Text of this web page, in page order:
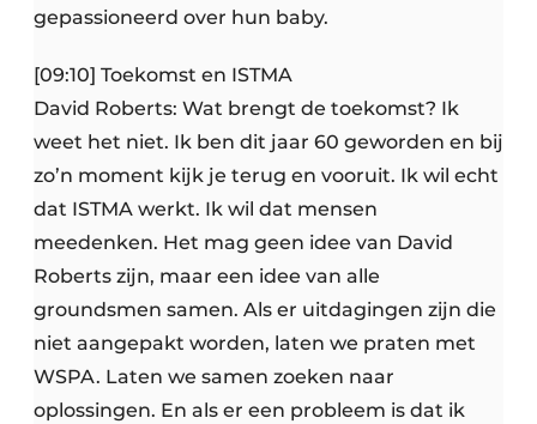
gepassioneerd over hun baby.
[09:10] Toekomst en ISTMA
David Roberts: Wat brengt de toekomst? Ik
weet het niet. Ik ben dit jaar 60 geworden en bij
zo’n moment kijk je terug en vooruit. Ik wil echt
dat ISTMA werkt. Ik wil dat mensen
meedenken. Het mag geen idee van David
Roberts zijn, maar een idee van alle
groundsmen samen. Als er uitdagingen zijn die
niet aangepakt worden, laten we praten met
WSPA. Laten we samen zoeken naar
oplossingen. En als er een probleem is dat ik